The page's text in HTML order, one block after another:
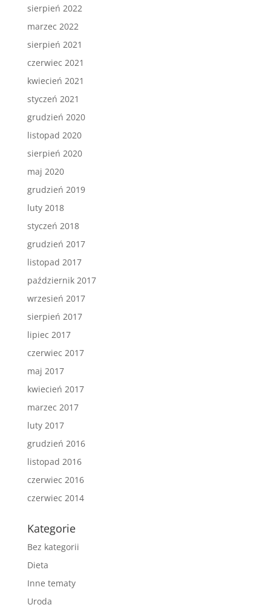
sierpień 2022
marzec 2022
sierpień 2021
czerwiec 2021
kwiecień 2021
styczeń 2021
grudzień 2020
listopad 2020
sierpień 2020
maj 2020
grudzień 2019
luty 2018
styczeń 2018
grudzień 2017
listopad 2017
październik 2017
wrzesień 2017
sierpień 2017
lipiec 2017
czerwiec 2017
maj 2017
kwiecień 2017
marzec 2017
luty 2017
grudzień 2016
listopad 2016
czerwiec 2016
czerwiec 2014
Kategorie
Bez kategorii
Dieta
Inne tematy
Uroda